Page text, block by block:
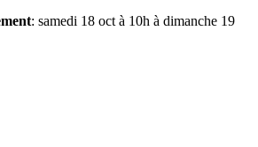
: samedi 18 oct à 10h à dimanche 19